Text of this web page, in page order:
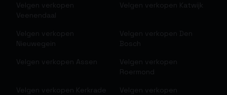
Velgen verkopen
Veenendaal
Velgen verkopen Katwijk
Velgen verkopen
Nieuwegein
Velgen verkopen Den
Bosch
Velgen verkopen Assen
Velgen verkopen
Roermond
Velgen verkopen Kerkrade
Velgen verkopen